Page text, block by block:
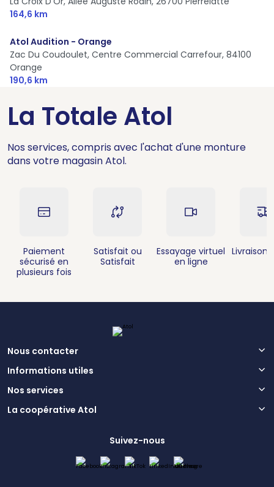
164,6 km
Atol Audition - Orange
Zac Du Coudoulet, Centre Commercial Carrefour, 84100
Orange
190,6 km
La Totale Atol
Nos services, compris avec l'achat d'une monture
dans votre magasin Atol.
Paiement
sécurisé en
plusieurs fois
Satisfait ou
Satisfait
Essayage virtuel
en ligne
Livraison
Nous contacter
Informations utiles
Nos services
La coopérative Atol
Suivez-nous